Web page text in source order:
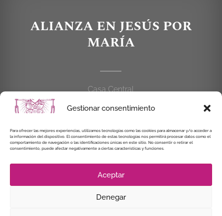
Gestionar consentimiento
Para ofrecer las mejores experiencias, utilizamos tecnologías como las cookies para almacenar y/o acceder a
la información del dispositivo. El consentimiento de estas tecnologías nos permitirá procesar datos como el
comportamiento de navegación o las identificaciones únicas en este sitio. No consentir o retirar el
consentimiento, puede afectar negativamente a ciertas características y funciones.
Aceptar
Denegar
ALIANZA EN JESÚS POR
MARÍA
Casa Central
C/Cardenal Cisneros, 55
914 462 114
alianzaenjesuspormaria@gmail.com